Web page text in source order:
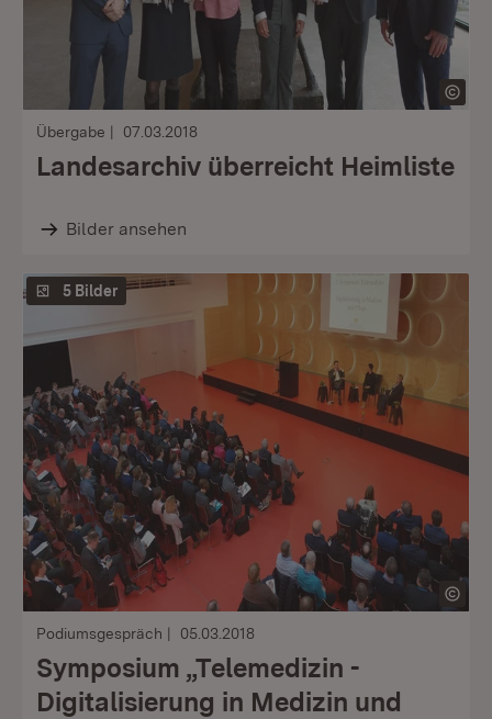
Übergabe 07.03.2018
Landesarchiv überreicht Heimliste
Bilder ansehen
5 Bilder
Podiumsgespräch 05.03.2018
Symposium „Telemedizin -
Digitalisierung in Medizin und